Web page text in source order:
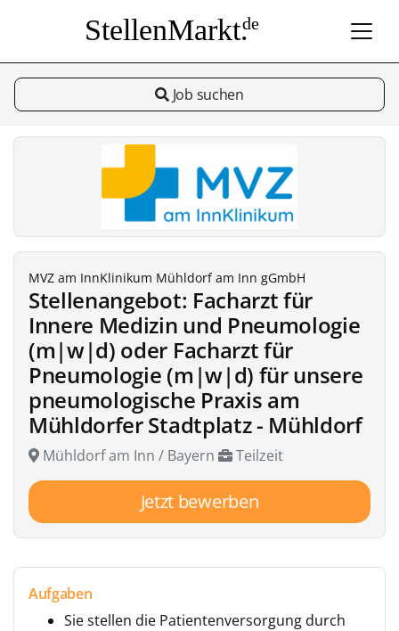
StellenMarkt.de
Job suchen
MVZ am InnKlinikum Mühldorf am Inn gGmbH
Stellenangebot: Facharzt für
Innere Medizin und Pneumologie
(m|w|d) oder Facharzt für
Pneumologie (m|w|d) für unsere
pneumologische Praxis am
Mühldorfer Stadtplatz - Mühldorf
Mühldorf am Inn / Bayern Teilzeit
Jetzt bewerben
Aufgaben
Sie stellen die Patientenversorgung durch